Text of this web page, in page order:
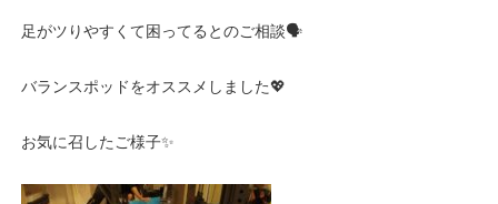
足がツりやすくて困ってるとのご相談🗣️
バランスポッドをオススメしました💖
お気に召したご様子✨